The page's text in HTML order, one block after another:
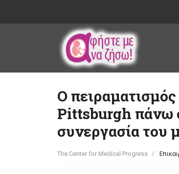
Ο
Pittsburgh πάνω
συνεργασία του
The Center for Medical Progress